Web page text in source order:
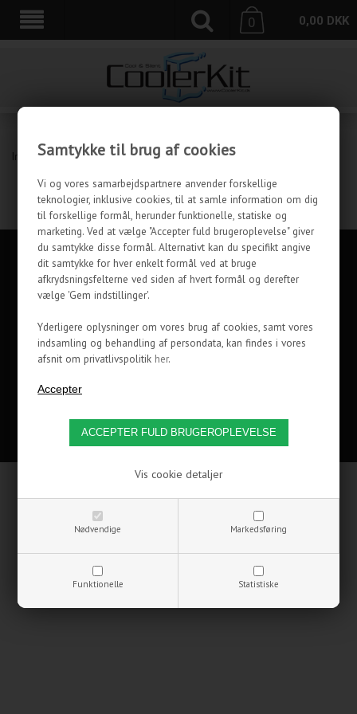
Samtykke til brug af cookies
Vi og vores samarbejdspartnere anvender forskellige
teknologier, inklusive cookies, til at samle information om dig
til forskellige formål, herunder funktionelle, statiske og
marketing. Ved at vælge "Accepter fuld brugeroplevelse" giver
du samtykke disse formål. Alternativt kan du specifikt angive
dit samtykke for hver enkelt formål ved at bruge
afkrydsningsfelterne ved siden af hvert formål og derefter
vælge 'Gem indstillinger'.
Yderligere oplysninger om vores brug af cookies, samt vores
indsamling og behandling af persondata, kan findes i vores
afsnit om privatlivspolitik her.
Nødvendige Markedsføring
Funktionelle Statistiske
Vis cookie detaljer
0,00 DKK
0
Ingen varer fundet
KUNDESERVICE
INFORMATION
OM OS
FØLG COOLERKIT
Copyrights © 2002-2021 CoolerKit A/S